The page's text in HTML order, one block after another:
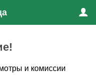
и комиссии